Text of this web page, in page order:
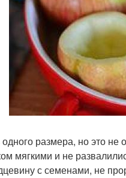
размера, но это
мягкими и не
с семенами, не